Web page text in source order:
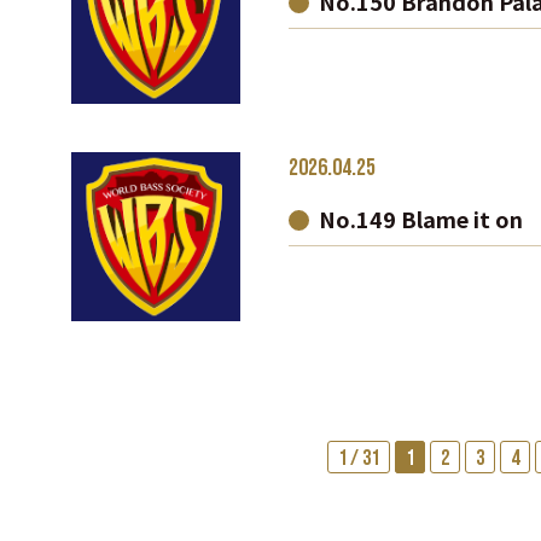
2026.04.25
No.149 Blame it on
1 / 31 1 2 3 4